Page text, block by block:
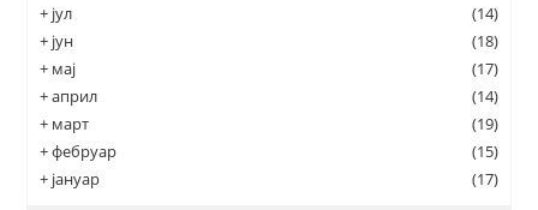
+ јул
(14)
+ јун
(18)
+ мај
(17)
+април
(14)
+ март
(19)
+фебруар
(15)
+ јануар (17)